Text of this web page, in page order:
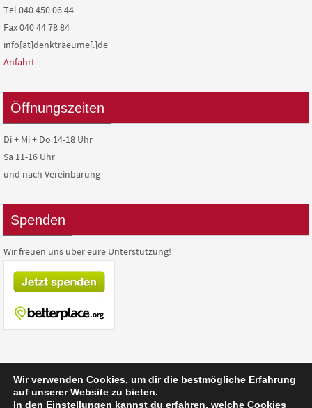
Tel 040 450 06 44
Fax 040 44 78 84
info[at]denktraeume[.]de
Anfahrt
Öffnungszeiten
Di + Mi + Do 14-18 Uhr
Sa 11-16 Uhr
und nach Vereinbarung
Spenden
Wir freuen uns über eure Unterstützung!
Wir verwenden Cookies, um dir die bestmögliche Erfahrung
auf unserer Website zu bieten.
In den Einstellungen kannst du erfahren, welche Cookies